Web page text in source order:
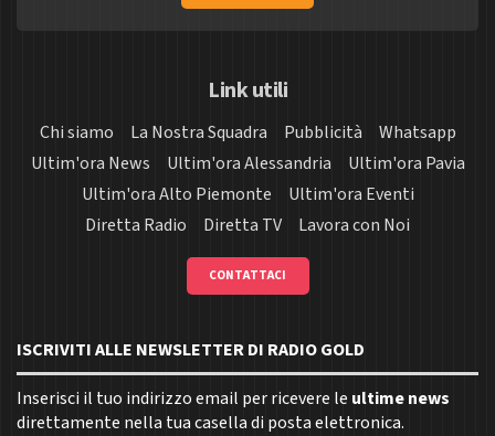
Link utili
Chi siamo La Nostra Squadra Pubblicità
Whatsapp
Ultim'ora News
Ultim'ora Alessandria
Ultim'ora Pavia
Ultim'ora Alto Piemonte
Ultim'ora Eventi
Diretta Radio
Diretta TV Lavora con Noi
CONTATTACI
ISCRIVITI ALLE NEWSLETTER DI RADIO GOLD
Inserisci il tuo indirizzo email per ricevere le ultime news
direttamente nella tua casella di posta elettronica.